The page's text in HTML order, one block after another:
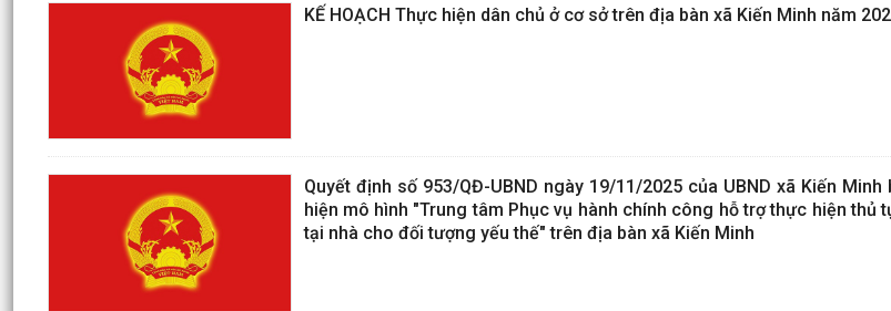
KẾ HOẠCH Thực hiện dân chủ ở cơ sở trên địa bàn xã Kiến Minh năm
Quyết định số 953/QĐ-UBND ngày 19/11/2025 của UBND xã Kiến
hiện mô hình "Trung tâm Phục vụ hành chính công hỗ trợ thực hiện thủ
tại nhà cho đối tượng yếu thế" trên địa bàn xã Kiến Minh